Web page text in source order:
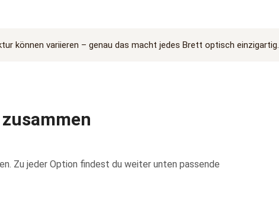
können variieren – genau das macht jedes Brett optisch einzigartig.
Zu jeder Option findest du weiter unten passende